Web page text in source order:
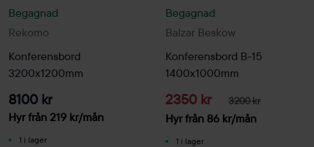
Rekomo
Begagnad
Konferensbord
3200x1200mm
8100 kr
Hyr från 219 kr/mån
1 i lager
Balzar Beskow
Begagnad
Konferensbord B-15
1400x1000mm
2350 kr 3200 kr
Hyr från 86 kr/mån
1 i lager